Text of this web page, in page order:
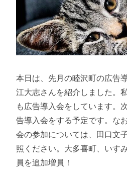
本日は、先月の睦沢町の広告
江大志さんを紹介しました。
も広告導入会をしています。
告導入会をする予定です。な
会の参加については、田口文
照ください。大多喜町、いす
員を追加増員！